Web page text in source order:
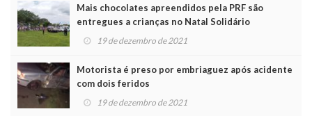
Mais chocolates apreendidos pela PRF são
entregues a crianças no Natal Solidário
19 de dezembro de 2021
Motorista é preso por embriaguez após acidente
com dois feridos
19 de dezembro de 2021